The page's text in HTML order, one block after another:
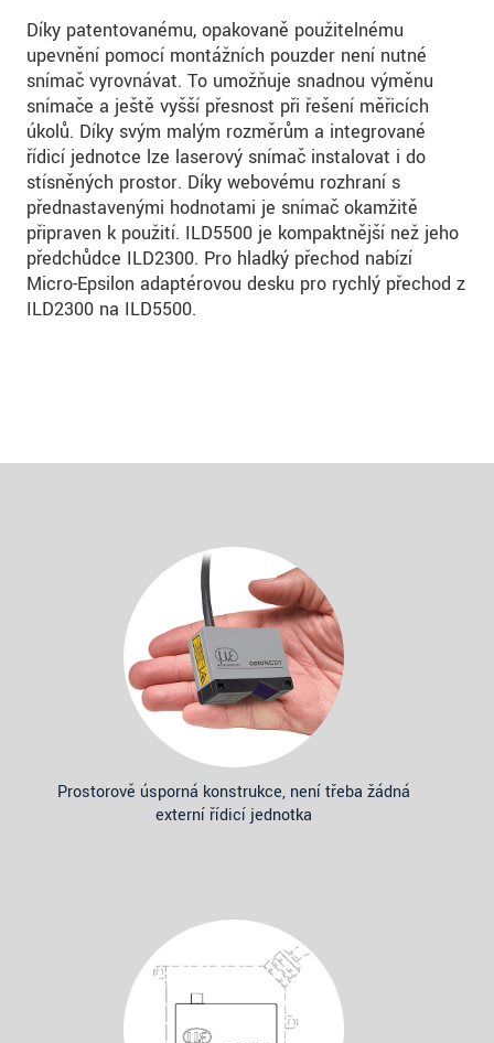
Díky patentovanému, opakovaně použitelnému
upevnění pomocí montážních pouzder není nutné
snímač vyrovnávat. To umožňuje snadnou výměnu
snímače a ještě vyšší přesnost při řešení měřicích
úkolů. Díky svým malým rozměrům a integrované
řídicí jednotce lze laserový snímač instalovat i do
stísněných prostor. Díky webovému rozhraní s
přednastavenými hodnotami je snímač okamžitě
připraven k použití. ILD5500 je kompaktnější než jeho
předchůdce ILD2300. Pro hladký přechod nabízí
Micro-Epsilon adaptérovou desku pro rychlý přechod z
ILD2300 na ILD5500.
Prostorově úsporná konstrukce, není třeba žádná
externí řídicí jednotka